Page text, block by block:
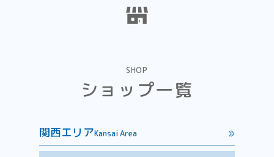
SHOP
ショップ一覧
関西エリアKansai Area